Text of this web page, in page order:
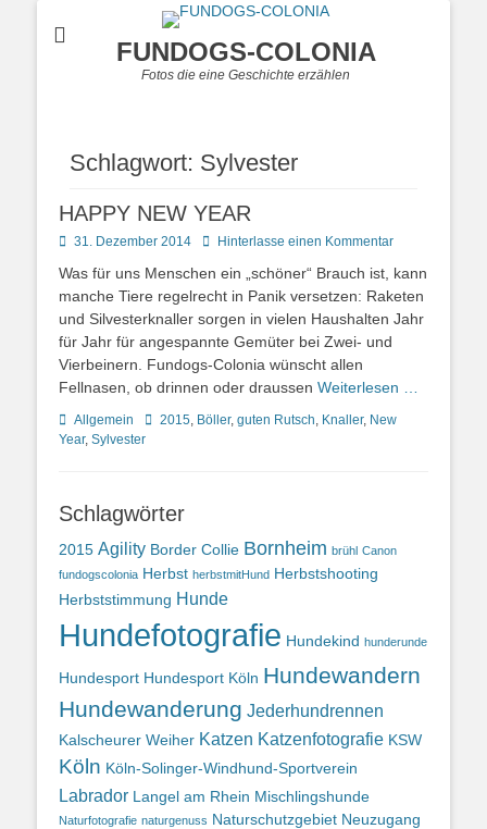
FUNDOGS-COLONIA
Fotos die eine Geschichte erzählen
Schlagwort: Sylvester
HAPPY NEW YEAR
Posted
31. Dezember 2014 Hinterlasse einen Kommentar
Was für uns Menschen ein „schöner“ Brauch ist, kann
manche Tiere regelrecht in Panik versetzen: Raketen
und Silvesterknaller sorgen in vielen Haushalten Jahr
für Jahr für angespannte Gemüter bei Zwei- und
Vierbeinern. Fundogs-Colonia wünscht allen
Fellnasen, ob drinnen oder draussen Weiterlesen …
Kategorien
Allgemein Schlagworte
2015, Böller, guten Rutsch, Knaller, New
Year, Sylvester
Schlagwörter
2015 Agility Border Collie Bornheim brühl Canon
fundogscolonia Herbst herbstmitHund Herbstshooting
Herbststimmung Hunde
Hundefotografie Hundekind hunderunde
Hundesport Hundesport Köln Hundewandern
Hundewanderung Jederhundrennen
Kalscheurer Weiher Katzen Katzenfotografie KSW
Köln Köln-Solinger-Windhund-Sportverein
Labrador Langel am Rhein Mischlingshunde
Naturfotografie naturgenuss Naturschutzgebiet Neuzugang